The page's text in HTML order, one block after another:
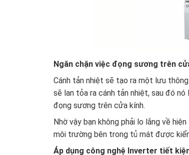
Ngăn chặn việc đọng sương trên
Cánh tản nhiệt sẽ tạo ra một lưu
sẽ lan tỏa ra cánh tản nhiệt, sau đó
đọng sương trên cửa kính.
Nhờ vậy bạn không phải lo lắng về
môi trường bên trong tủ mát được
Áp dụng công nghệ Inverter tiết